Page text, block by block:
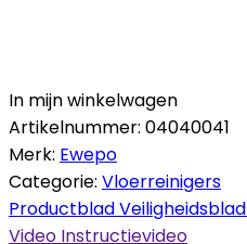
In mijn winkelwagen
Artikelnummer: 04040041
Merk: Ewepo
Categorie: Vloerreinigers
ProductbladVeiligheidsblad
Video Instructievideo